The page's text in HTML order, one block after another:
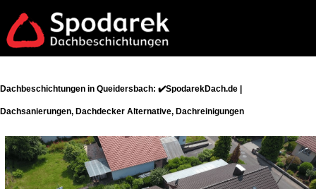
Dachbeschichtungen in Queidersbach: ✔️SpodarekDach.de |
Dachsanierungen, Dachdecker Alternative, Dachreinigungen